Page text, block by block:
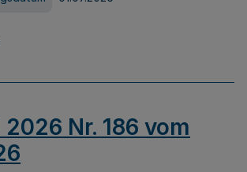
2026 Nr. 186 vom